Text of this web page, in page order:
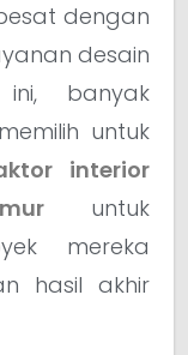
dengan
desain
banyak
untuk
interior
untuk
mereka
hasil akhir